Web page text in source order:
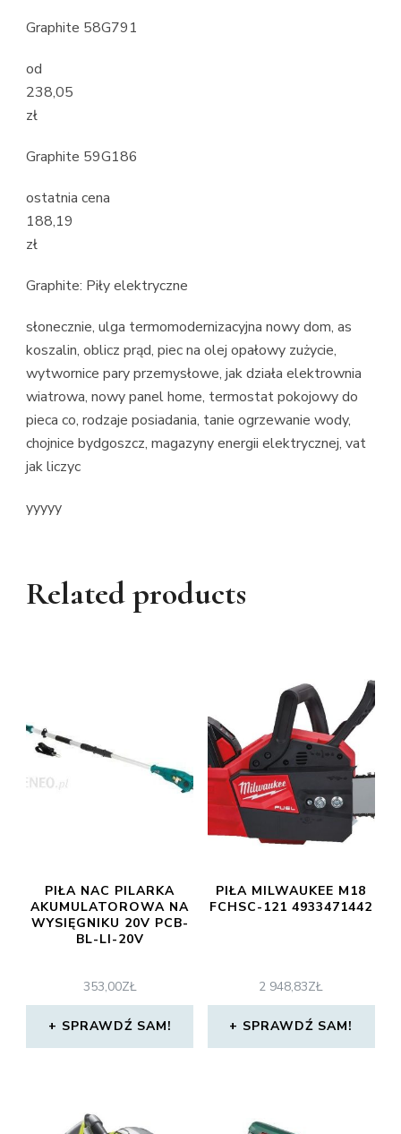
Graphite 58G791
od
238,05
zł
Graphite 59G186
ostatnia cena
188,19
zł
Graphite: Piły elektryczne
słonecznie, ulga termomodernizacyjna nowy dom, as
koszalin, oblicz prąd, piec na olej opałowy zużycie,
wytwornice pary przemysłowe, jak działa elektrownia
wiatrowa, nowy panel home, termostat pokojowy do
pieca co, rodzaje posiadania, tanie ogrzewanie wody,
chojnice bydgoszcz, magazyny energii elektrycznej, vat
jak liczyc
yyyyy
Related products
PIŁA NAC PILARKA
AKUMULATOROWA NA
WYSIĘGNIKU 20V PCB-
BL-LI-20V
353,00ZŁ
SPRAWDŹ SAM!
PIŁA MILWAUKEE M18
FCHSC-121 4933471442
2 948,83ZŁ
SPRAWDŹ SAM!